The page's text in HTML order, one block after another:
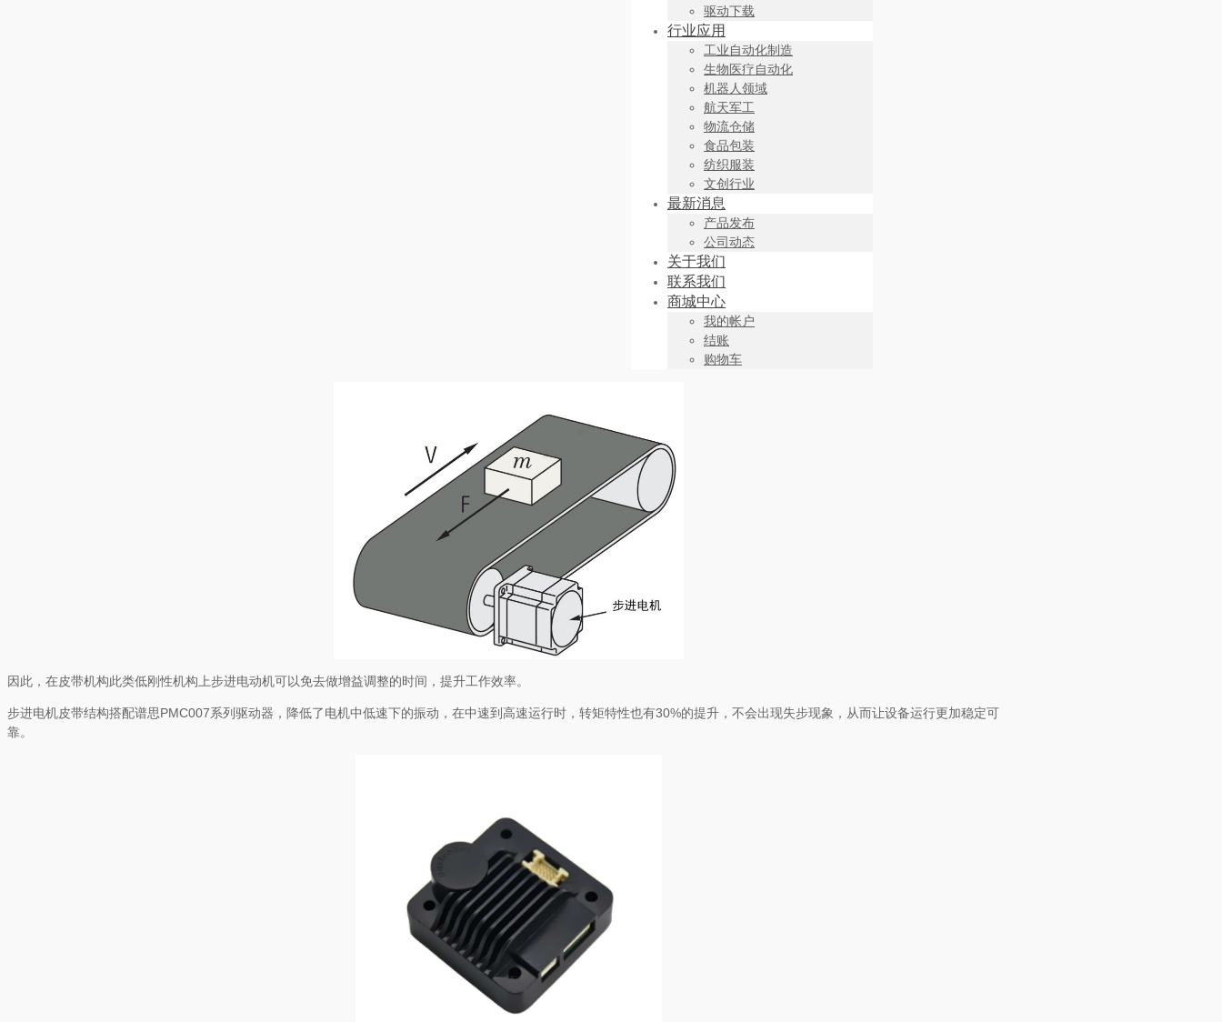
驱动下载
行业应用
工业自动化制造
生物医疗自动化
机器人领域
航天军工
物流仓储
食品包装
纺织服装
文创行业
最新消息
产品发布
公司动态
关于我们
联系我们
商城中心
我的帐户
结账
购物车
因此，在皮带机构此类低刚性机构上步进电动机可以免去做增益调整的时间，提升工作效率。
步进电机皮带结构搭配谱思PMC007系列驱动器，降低了电机中低速下的振动，在中速到高速运行时，转矩特性也有30%的提升，不会出现失步现象，从而让设备运行更加稳定可
靠。